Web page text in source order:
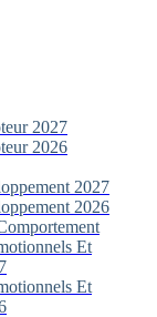
2027
2026
2027
2026
Et
Et